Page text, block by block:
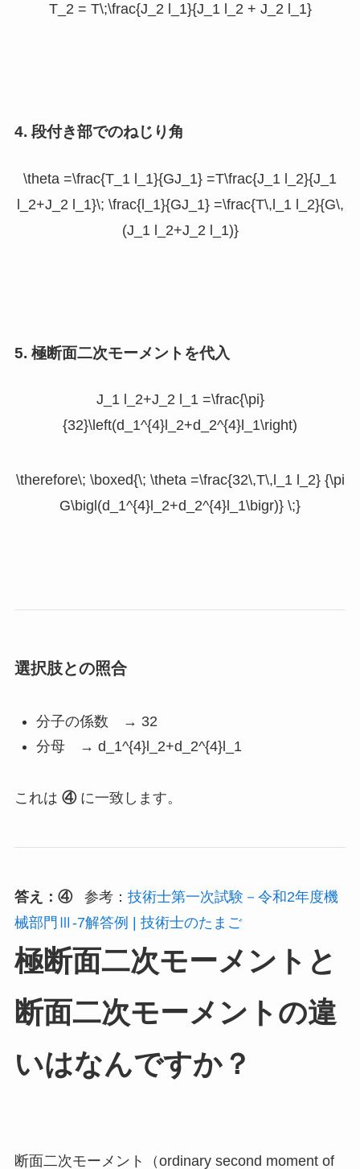
T_2 = T\;\frac{J_2 l_1}{J_1 l_2 + J_2 l_1}
4. 段付き部でのねじり角
\theta =\frac{T_1 l_1}{GJ_1} =T\frac{J_1 l_2}{J_1
l_2+J_2 l_1}\; \frac{l_1}{GJ_1} =\frac{T\,l_1 l_2}{G\,
(J_1 l_2+J_2 l_1)}
5. 極断面二次モーメントを代入
J_1 l_2+J_2 l_1 =\frac{\pi}
{32}\left(d_1^{4}l_2+d_2^{4}l_1\right)
\therefore\; \boxed{\; \theta =\frac{32\,T\,l_1 l_2} {\pi
G\bigl(d_1^{4}l_2+d_2^{4}l_1\bigr)} \;}
選択肢との照合
分子の係数 → 32
分母 → d_1^{4}l_2+d_2^{4}l_1
これは ④に一致します。
答え：④参考： 技術士第一次試験－令和2年度機
械部門Ⅲ-7解答例 | 技術士のたまご
極断面二次モーメントと
断面二次モーメントの違
いはなんですか？
断面二次モーメント（ordinary second moment of